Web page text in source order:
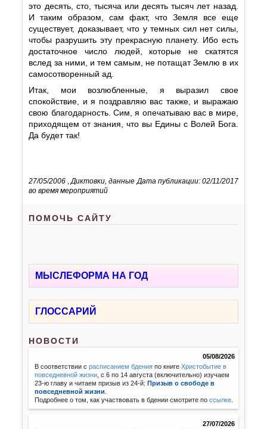
это десять, сто, тысяча или десять тысяч лет назад.
И таким образом, сам факт, что Земля все еще
существует, доказывает, что у темных сил нет силы,
чтобы разрушить эту прекрасную планету. Ибо есть
достаточное число людей, которые не скатятся
вслед за ними, и тем самым, не потащат Землю в их
самосотворенный ад.
Итак, мои возлюбленные, я выразил свое
спокойствие, и я поздравляю вас также, и выражаю
свою благодарность. Сим, я опечатываю вас в мире,
приходящем от знания, что вы Едины с Волей Бога.
Да будет так!
27/05/2006 Дата публикации: 02/11/2017
,Диктовки, данные
во время мероприятий
ПОМОЧЬ САЙТУ
МЫСЛЕФОРМА НА ГОД
ГЛОССАРИЙ
НОВОСТИ
05/08/2026
В соответствии срасписанием бдения по книгеХристобытие в
повседневной жизни , с 6 по 14 августа (включительно) изучаем
23-ю главу и читаем призыв из 24-й:Призыв о свободе в
повседневной жизни
Подробнее о том, как участвовать в бдении смотрите поссылке
27/07/2026